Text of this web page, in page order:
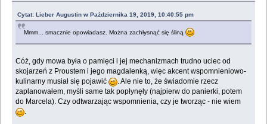
Cytat: Lieber Augustin w Października 19, 2019, 10:40:55 pm
Mmm... smacznie opowiadasz. Można zachłysnąć się śliną
Cóż, gdy mowa była o pamięci i jej mechanizmach trudno uciec od
skojarzeń z Proustem i jego magdalenką, więc akcent wspomnieniowo-
kulinarny musiał się pojawić
. Ale nie to, że świadomie rzecz
zaplanowałem, myśli same tak popłynęły (najpierw do panierki, potem
do Marcela). Czy odtwarzając wspomnienia, czy je tworząc - nie wiem